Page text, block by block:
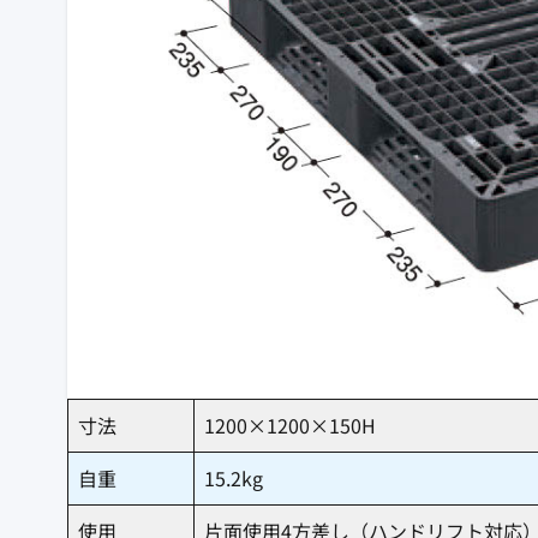
寸法
1200×1200×150H
自重
15.2kg
使用
片面使用4方差し（ハンドリフト対応